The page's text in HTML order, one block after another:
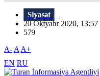
Siyasət
20 Oktyabr 2020, 13:57
579
A- A A+
EN RU